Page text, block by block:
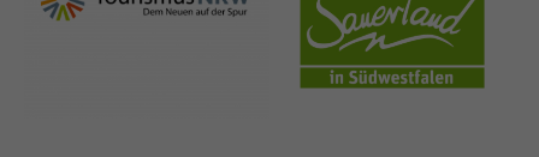
tourismus.de
m